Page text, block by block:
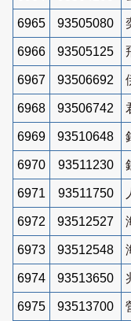
6965 93505080
6966 93505125
6967 93506692
6968 93506742
6969 93510648
6970 93511230
6971 93511750
6972 93512527
6973 93512548
6974 93513650
6975 93513700